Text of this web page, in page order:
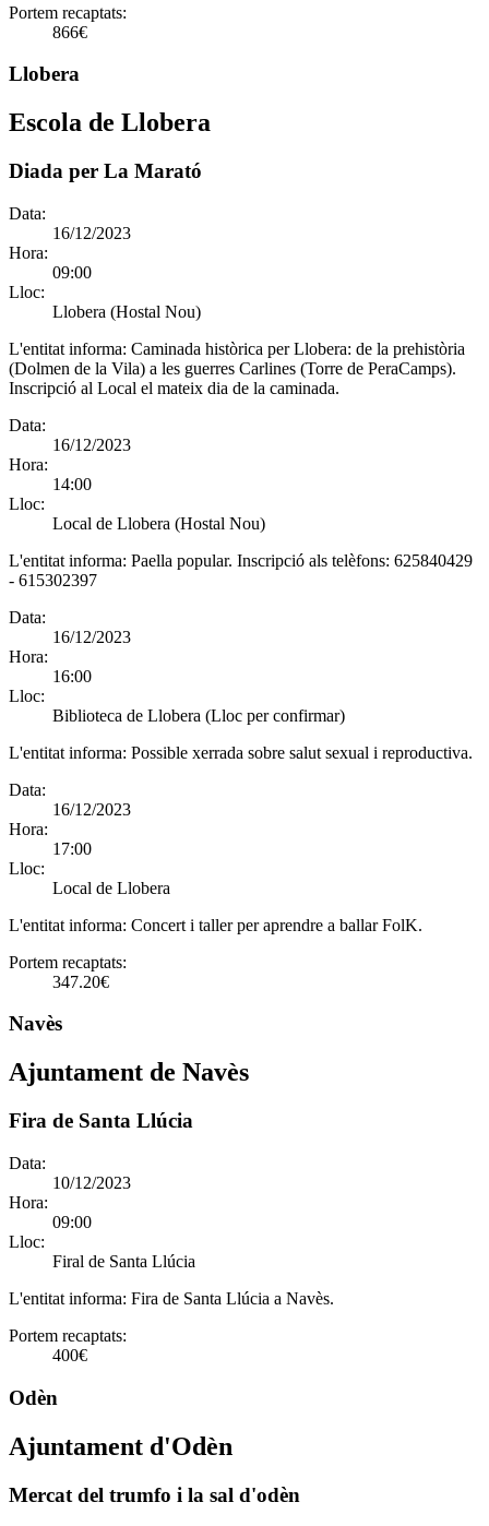
Portem recaptats:
866€
Llobera
Escola de Llobera
Diada per La Marató
Data:
16/12/2023
Hora:
09:00
Lloc:
Llobera (Hostal Nou)
L'entitat informa: Caminada històrica per Llobera: de la prehistòria
(Dolmen de la Vila) a les guerres Carlines (Torre de PeraCamps).
Inscripció al Local el mateix dia de la caminada.
Data:
16/12/2023
Hora:
14:00
Lloc:
Local de Llobera (Hostal Nou)
L'entitat informa: Paella popular. Inscripció als telèfons: 625840429
- 615302397
Data:
16/12/2023
Hora:
16:00
Lloc:
Biblioteca de Llobera (Lloc per confirmar)
L'entitat informa: Possible xerrada sobre salut sexual i reproductiva.
Data:
16/12/2023
Hora:
17:00
Lloc:
Local de Llobera
L'entitat informa: Concert i taller per aprendre a ballar FolK.
Portem recaptats:
347.20€
Navès
Ajuntament de Navès
Fira de Santa Llúcia
Data:
10/12/2023
Hora:
09:00
Lloc:
Firal de Santa Llúcia
L'entitat informa: Fira de Santa Llúcia a Navès.
Portem recaptats:
400€
Odèn
Ajuntament d'Odèn
Mercat del trumfo i la sal d'odèn